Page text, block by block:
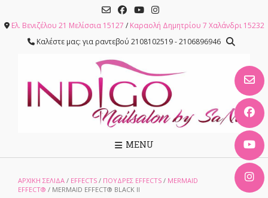
content
Ελ. Βενιζέλου 21 Μελίσσια 15127 / Καραολή Δημητρίου 7 Χαλάνδρι 15232
Καλέστε μας: για ραντεβού 2108102519 - 2106896946
MENU
ΑΡΧΙΚΉ ΣΕΛΊΔΑ / EFFECTS / ΠΟΥΔΡΕΣ EFFECTS / MERMAID
EFFECT® / MERMAID EFFECT® BLACK II